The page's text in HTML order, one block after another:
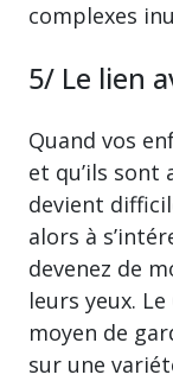
complexes
5/ Le lien
Quand vos
et qu’ils
devient
alors à
devenez de
leurs yeux.
moyen de
sur une